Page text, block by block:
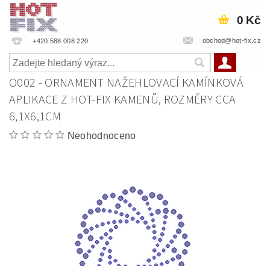
+420 588 008 220 obchod@hot-fix.cz
0 Kč
O002 - ORNAMENT NAŽEHLOVACÍ KAMÍNKOVÁ
APLIKACE Z HOT-FIX KAMENŮ, ROZMĚRY CCA
6,1X6,1CM
Neohodnoceno